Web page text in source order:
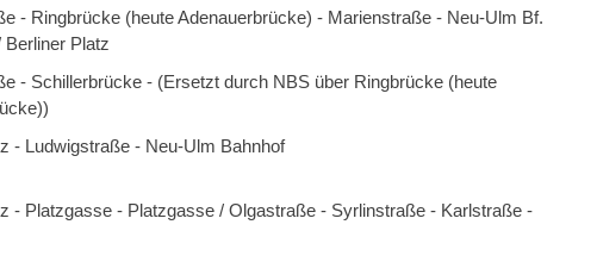
- Ringbrücke (heute Adenauerbrücke) - Marienstraße - Neu-Ulm Bf.
Berliner Platz
- Schillerbrücke - (Ersetzt durch NBS über Ringbrücke (heute
- Ludwigstraße - Neu-Ulm Bahnhof
- Platzgasse - Platzgasse / Olgastraße - Syrlinstraße - Karlstraße -